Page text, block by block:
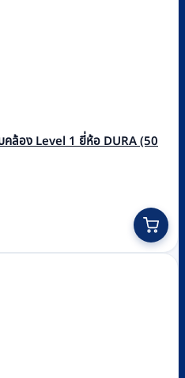
คล้อง Level 1 ยี่ห้อ DURA (50